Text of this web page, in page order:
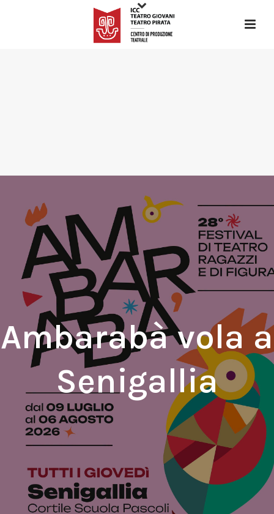
Ambarabà vola a
Senigallia